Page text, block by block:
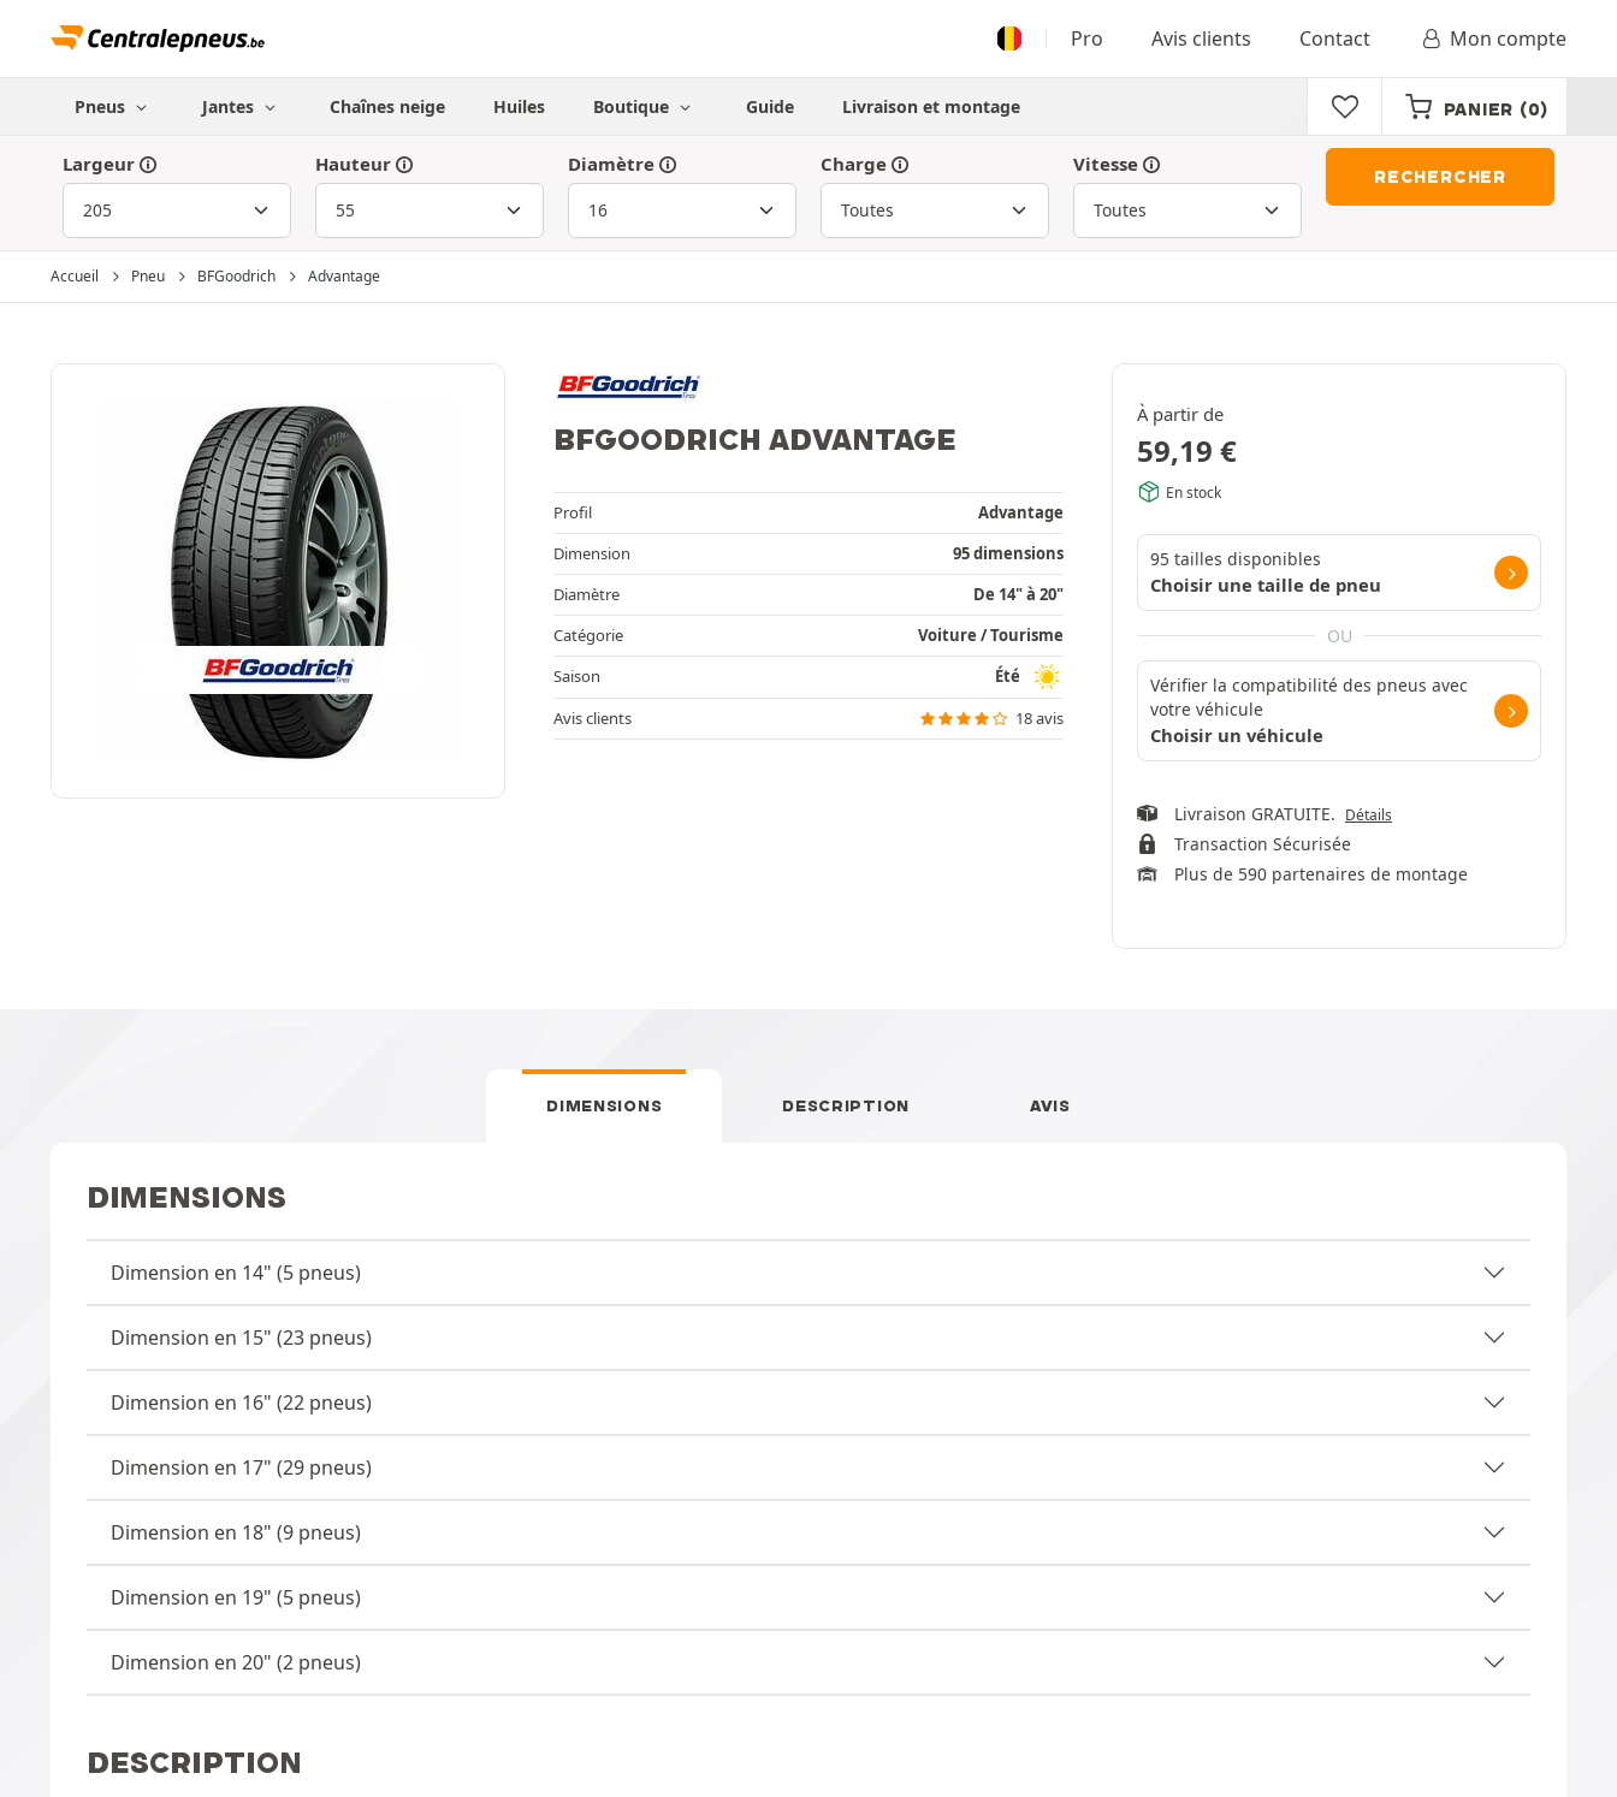
Pro Avis clients Contact Mon compte
Pneus Jantes Chaînes neige Huiles Boutique Guide Livraison et montage PANIER (0)
Largeur Hauteur Diamètre Charge Vitesse
RECHERCHER
Accueil Pneu BFGoodrich Advantage
BFGOODRICH ADVANTAGE
Profil
Advantage
Dimension
95 dimensions
Diamètre
De 14" à 20"
Catégorie
Voiture / Tourisme
Saison
Été
Avis clients
18 avis
À partir de
59,19 €
En stock
95 tailles disponibles
Choisir une taille de pneu
OU
Vérifier la compatibilité des pneus avec
votre véhicule
Choisir un véhicule
Livraison GRATUITE. Détails
Transaction Sécurisée
Plus de 590 partenaires de montage
DIMENSIONS DESCRIPTION AVIS
DIMENSIONS
Dimension en 14" (5 pneus)
Dimension en 15" (23 pneus)
Dimension en 16" (22 pneus)
Dimension en 17" (29 pneus)
Dimension en 18" (9 pneus)
Dimension en 19" (5 pneus)
Dimension en 20" (2 pneus)
DESCRIPTION